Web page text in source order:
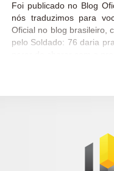
Foi publicado no Blog
nós traduzimos para
Oficial no blog brasileiro,
pelo Soldado: 76 daria